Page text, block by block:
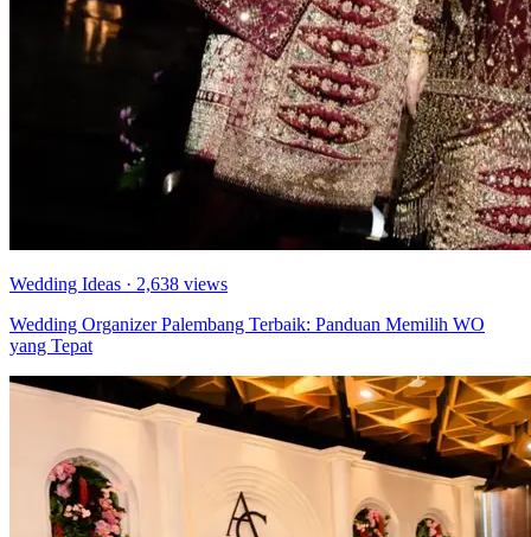
Wedding Ideas · 2,638 views
Wedding Organizer Palembang Terbaik: Panduan Memilih WO
yang Tepat